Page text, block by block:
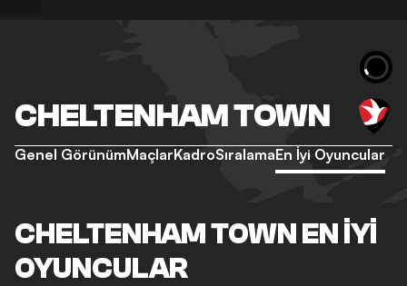
CHELTENHAM TOWN
Genel GörünümMaçlarKadroSıralamaEn İyi Oyuncular
CHELTENHAM TOWN EN İYI
OYUNCULAR